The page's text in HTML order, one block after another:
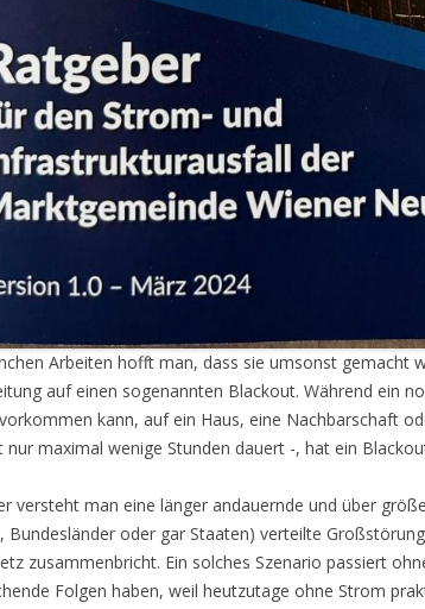
Arbeiten hofft man, dass sie umsonst gemacht
auf einen sogenannten Blackout. Während ein
kann, auf ein Haus, eine Nachbarschaft
nur maximal wenige Stunden dauert -, hat ein
versteht man eine länger andauernde und über
Bundesländer oder gar Staaten) verteilte
zusammenbricht. Ein solches Szenario passiert
Folgen haben, weil heutzutage ohne Strom